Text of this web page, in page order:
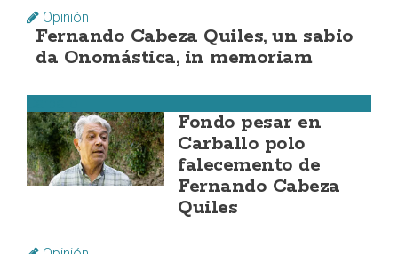
Opinión
Fernando Cabeza Quiles, un sabio
da Onomástica, in memoriam
Fondo pesar en
Carballo polo
falecemento de
Fernando Cabeza
Quiles